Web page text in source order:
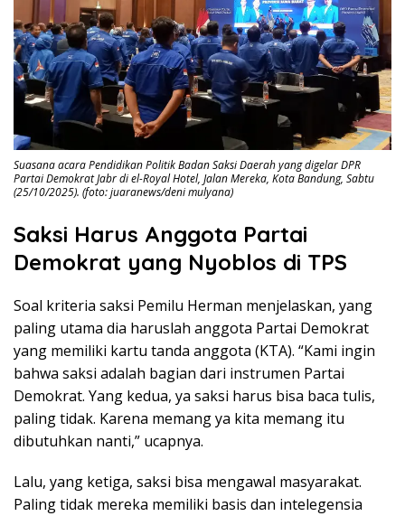
Suasana acara Pendidikan Politik Badan Saksi Daerah yang digelar DPR
Partai Demokrat Jabr di el-Royal Hotel, Jalan Mereka, Kota Bandung, Sabtu
(25/10/2025). (foto: juaranews/deni mulyana)
Saksi Harus Anggota Partai
Demokrat yang Nyoblos di TPS
Soal kriteria saksi Pemilu Herman menjelaskan, yang
paling utama dia haruslah anggota Partai Demokrat
yang memiliki kartu tanda anggota (KTA). “Kami ingin
bahwa saksi adalah bagian dari instrumen Partai
Demokrat. Yang kedua, ya saksi harus bisa baca tulis,
paling tidak. Karena memang ya kita memang itu
dibutuhkan nanti,” ucapnya.
Lalu, yang ketiga, saksi bisa mengawal masyarakat.
Paling tidak mereka memiliki basis dan intelegensia